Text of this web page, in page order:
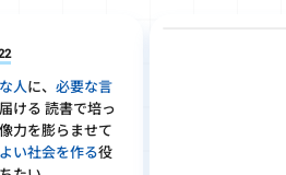
人に、 必要な言
ける 読書で培っ
力を膨らませて
い社会を作る役